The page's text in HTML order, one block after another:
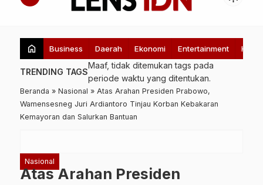
home Business Daerah Ekonomi Entertainment
TRENDING TAGS
Maaf, tidak ditemukan tags pada
periode waktu yang ditentukan.
Beranda » Nasional » Atas Arahan Presiden Prabowo,
Wamensesneg Juri Ardiantoro Tinjau Korban Kebakaran
Kemayoran dan Salurkan Bantuan
Nasional
Atas Arahan Presiden